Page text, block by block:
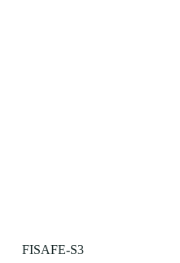
FISAFE-S3